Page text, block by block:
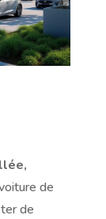
de
de